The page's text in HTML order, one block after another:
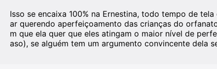
Isso se encaixa 100% na Ernestina, todo tempo de
ar querendo aperfeiçoamento das crianças do
m que ela quer que eles atingam o maior nível de
aso), se alguém tem um argumento convincente dela